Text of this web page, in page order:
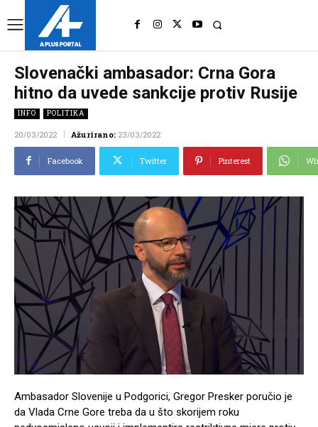
Slovenački ambasador: Crna Gora
hitno da uvede sankcije protiv Rusije
INFO POLITIKA
20/03/2022 Ažurirano: 23/03/2022
Facebook Twitter Pinterest
Ambasador Slovenije u Podgorici, Gregor Presker poručio je
da Vlada Crne Gore treba da u što skorijem roku